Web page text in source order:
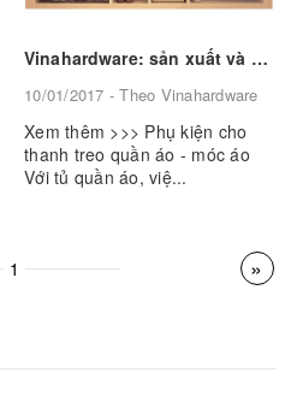
Vinahardware: sản xuất và cung cấp phụ kiện cho thanh treo quần áo - móc áo
10/01/2017 - Theo Vinahardware
Xem thêm >>> Phụ kiện cho
thanh treo quần áo - móc áo
Với tủ quần áo, việ...
1 »